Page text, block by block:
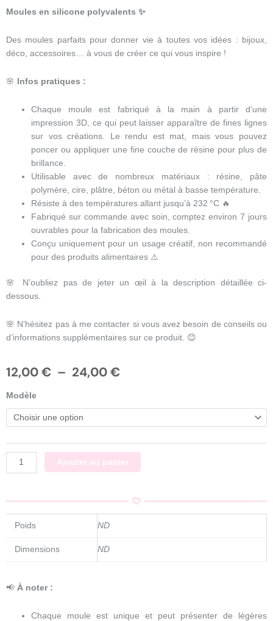
Moules en silicone polyvalents ✨
Des moules parfaits pour donner vie à toutes vos idées : bijoux,
déco, accessoires… à vous de créer ce qui vous inspire !
🌸 Infos pratiques :
Chaque moule est fabriqué à la main à partir d’une
impression 3D, ce qui peut laisser apparaître de fines lignes
sur vos créations. Le rendu est mat, mais vous pouvez
poncer ou appliquer une fine couche de résine pour plus de
brillance.
Utilisable avec de nombreux matériaux : résine, pâte
polymère, cire, plâtre, béton ou métal à basse température.
Résiste à des températures allant jusqu’à 232 °C 🔥
Fabriqué sur commande avec soin, comptez environ 7 jours
ouvrables pour la fabrication des moules.
Conçu uniquement pour un usage créatif, non recommandé
pour des produits alimentaires ⚠️
🌸 N’oubliez pas de jeter un œil à la description détaillée ci-
dessous.
🌸 N’hésitez pas à me contacter si vous avez besoin de conseils ou
d’informations supplémentaires sur ce produit. 😊
12,00€ – 24,00€
12,00 €
à
Modèle
quantité
de
Honkai
voies
/
silicone
sur
commande
Ajouter au panier
Poids ND
Dimensions ND
📢 À noter :
Chaque moule est unique et peut présenter de légères